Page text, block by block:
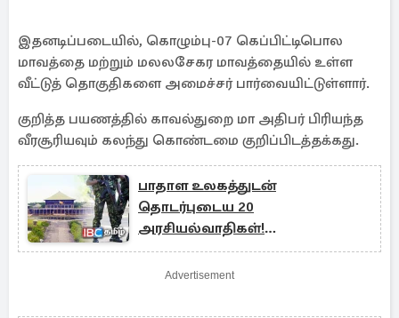
இதனடிப்படையில், கொழும்பு-07 கெப்பிட்டிபொல
மாவத்தை மற்றும் மலலசேகர மாவத்தையில் உள்ள
வீட்டுத் தொகுதிகளை அமைச்சர் பார்வையிட்டுள்ளார்.
குறித்த பயணத்தில் காவல்துறை மா அதிபர் பிரியந்த
வீரசூரியவும் கலந்து கொண்டமை குறிப்பிடத்தக்கது.
பாதாள உலகத்துடன்
தொடர்புடைய 20
அரசியல்வாதிகள்!
வெளியாகவுள்ள அறிக்கை
Advertisement